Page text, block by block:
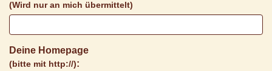
(Wird nur an mich übermittelt)
Deine Homepage
(bitte mit http://):